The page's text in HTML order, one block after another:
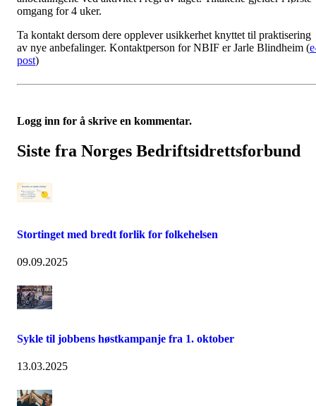
omgang for 4 uker.
Ta kontakt dersom dere opplever usikkerhet knyttet til praktisering
av nye anbefalinger. Kontaktperson for NBIF er Jarle Blindheim (
post)
Logg inn for å skrive en kommentar.
Siste fra Norges Bedriftsidrettsforbund
Stortinget med bredt forlik for folkehelsen
09.09.2025
Sykle til jobbens høstkampanje fra 1. oktober
13.03.2025